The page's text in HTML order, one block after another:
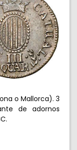
o Mallorca). 3
de adornos